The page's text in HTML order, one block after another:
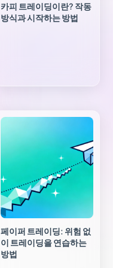
카피 트레이딩이란? 작동
방식과 시작하는 방법
페이퍼 트레이딩: 위험 없
이 트레이딩을 연습하는
방법